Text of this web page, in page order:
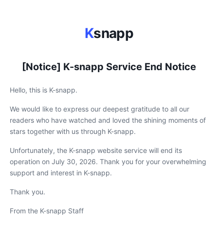
Ksnapp
[Notice] K-snapp Service End Notice
Hello, this is K-snapp.
We would like to express our deepest gratitude to all our
readers who have watched and loved the shining moments of
stars together with us through K-snapp.
Unfortunately, the K-snapp website service will end its
operation on July 30, 2026. Thank you for your overwhelming
support and interest in K-snapp.
Thank you.
From the K-snapp Staff